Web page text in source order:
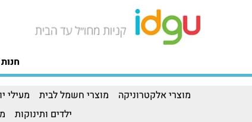
חנות
מוצרי אלקטרוניקה מוצרי חשמל לבית מעילי
ילדים ותינוקות